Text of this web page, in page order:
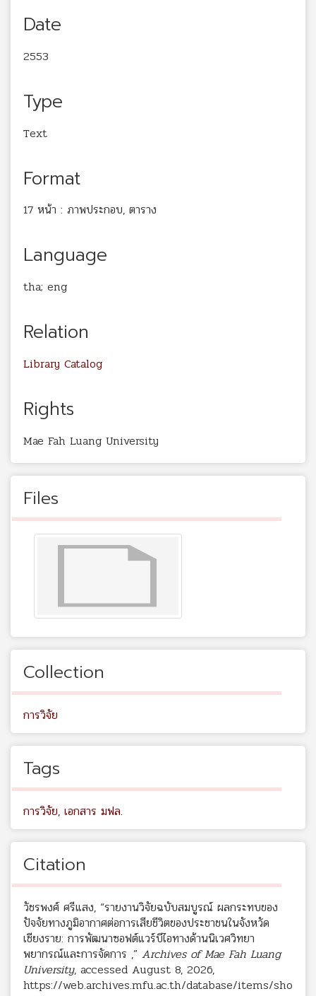
Date
2553
Type
Text
Format
17 หน้า : ภาพประกอบ, ตาราง
Language
tha; eng
Relation
Library Catalog
Rights
Mae Fah Luang University
Files
Collection
การวิจัย
Tags
การวิจัย, เอกสาร มฟล.
Citation
วัชรพงศ์ ศรีแสง, “รายงานวิจัยฉบับสมบูรณ์ ผลกระทบของ
ปัจจัยทางภูมิอากาศต่อการเสียชีวิตของประชาชนในจังหวัด
เชียงราย: การพัฒนาซอฟต์แวร์บีไอทางด้านนิเวศวิทยา
พยากรณ์และการจัดการ ,” Archives of Mae Fah Luang
University, accessed August 8, 2026,
https://web.archives.mfu.ac.th/database/items/sho